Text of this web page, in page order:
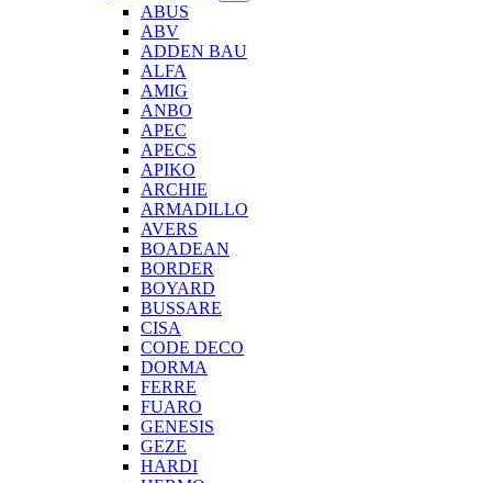
ABUS
ABV
ADDEN BAU
ALFA
AMIG
ANBO
APEC
APECS
APIKO
ARCHIE
ARMADILLO
AVERS
BOADEAN
BORDER
BOYARD
BUSSARE
CISA
CODE DECO
DORMA
FERRE
FUARO
GENESIS
GEZE
HARDI